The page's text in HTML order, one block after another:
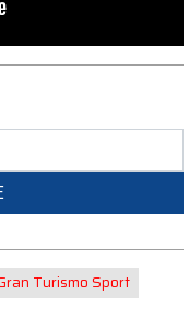
Turismo Sport